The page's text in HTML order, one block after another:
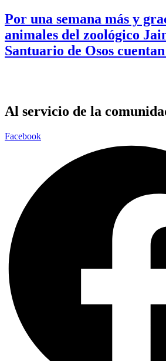
Por una semana más y
animales del zoológico
Santuario de Osos
Al servicio de la
Facebook